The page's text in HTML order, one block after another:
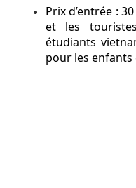
Prix d’entrée :
et les
étudiants
pour les enfants